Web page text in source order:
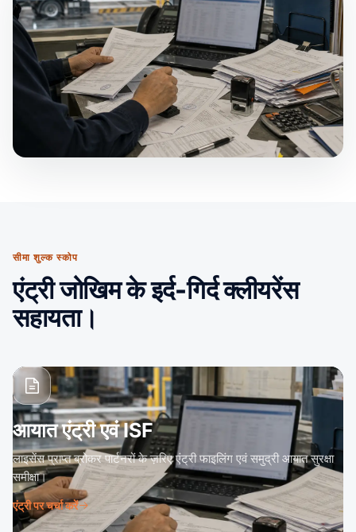
सीमा शुल्क स्कोप
एंट्री जोखिम के इर्द-गिर्द क्लीयरेंस
सहायता।
आयात एंट्री एवं ISF
लाइसेंस प्राप्त ब्रोकर पार्टनरों के ज़रिए एंट्री फाइलिंग एवं समुद्री आयात सुरक्षा
समीक्षा।
एंट्री पर चर्चा करें